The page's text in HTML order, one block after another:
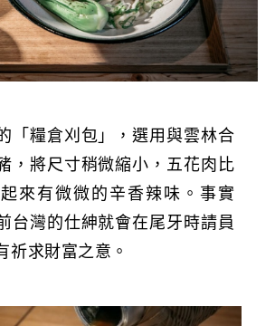
「糧倉刈包」，選用與雲林合
，將尺寸稍微縮小，五花肉比
來有微微的辛香辣味。事實
台灣的仕紳就會在尾牙時請員
祈求財富之意。